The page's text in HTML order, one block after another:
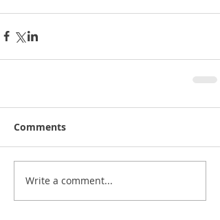
Comments
Write a comment...